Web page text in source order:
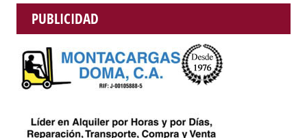
PUBLICIDAD